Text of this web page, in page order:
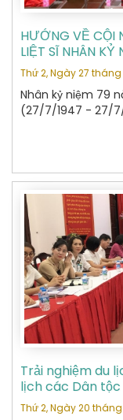
HƯỚNG VỀ CỘI
LIỆT SĨ NHÂN
27/7
Thứ 2, Ngày 27
Nhân kỷ niệm 79
(27/7/1947 - 27/
nước nhớ
Nội đã tổ chức
tỉnh Tuyên Quang
bảo vệ biên giới
1989.
Trải nghiệm du
lịch các Dân
phẩm du lịch
Thứ 2, Ngày 20